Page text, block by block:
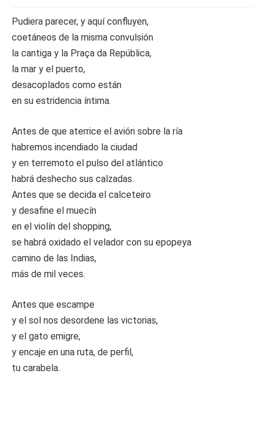
Pudiera parecer, y aquí confluyen,
coetáneos de la misma convulsión
la cantiga y la Praça da República,
la mar y el puerto,
desacoplados como están
en su estridencia íntima.
Antes de que aterrice el avión sobre la ría
habremos incendiado la ciudad
y en terremoto el pulso del atlántico
habrá deshecho sus calzadas.
Antes que se decida el calceteiro
y desafine el muecín
en el violín del shopping,
se habrá oxidado el velador con su epopeya
camino de las Indias,
más de mil veces.
Antes que escampe
y el sol nos desordene las victorias,
y el gato emigre,
y encaje en una ruta, de perfil,
tu carabela.